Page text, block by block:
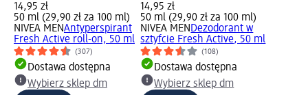
14,95 zł
50 ml (29,90 zł za 100 ml)
NIVEA MENAntyperspirant
Fresh Active roll-on, 50 ml
(307)
Dostawa dostępna
Wybierz sklep dm
14,95 zł
50 ml (29,90 zł za 100 ml)
NIVEA MEN Dezodorant w
sztyfcie Fresh Active, 50 ml
(108)
Dostawa dostępna
Wybierz sklep dm